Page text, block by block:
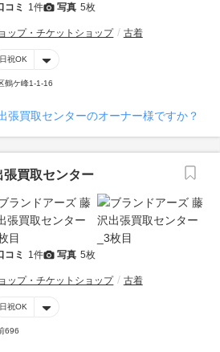
コミ 1件 写真 5枚
ップ・チケットショップ 古着
日祝OK
鶴ケ峰1-1-16
張買取センターのオーナー様ですか？
張買取センター
コミ 1件 写真 5枚
ップ・チケットショップ 古着
日祝OK
696